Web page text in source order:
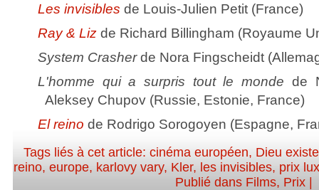
Les invisibles de Louis-Julien Petit (France)
Ray & Liz de Richard Billingham (Royaume
System Crasherde Nora Fingscheidt
L'homme qui a surpris tout le monde de
Aleksey Chupov (Russie, Estonie, France)
El reino de Rodrigo Sorogoyen (Espagne,
Tags liés à cet article:cinéma européen, Dieu
reino, europe, karlovy vary, Kler, les invisibles, prix lux
Publié dans Films, Prix